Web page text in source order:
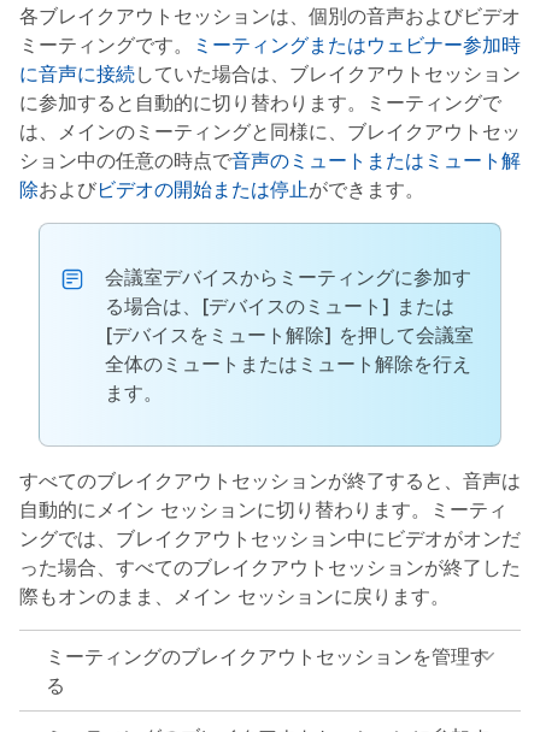
各ブレイクアウトセッションは、個別の音声およびビデオ
ミーティングです。
ミーティングまたはウェビナー参加時
に音声に接続していた場合は、ブレイクアウトセッション
に参加すると自動的に切り替わります。ミーティングで
は、メインのミーティングと同様に、ブレイクアウトセッ
ション中の任意の時点で音声のミュートまたはミュート解
除およびビデオの開始または停止ができます。
会議室デバイスからミーティングに参加す
る場合は、 [デバイスのミュート] または
[デバイスをミュート解除] を押して会議室
全体のミュートまたはミュート解除を行え
ます。
すべてのブレイクアウトセッションが終了すると、音声は
自動的にメイン セッションに切り替わります。ミーティ
ングでは、ブレイクアウトセッション中にビデオがオンだ
った場合、すべてのブレイクアウトセッションが終了した
際もオンのまま、メイン セッションに戻ります。
ミーティングのブレイクアウトセッションを管理す
る